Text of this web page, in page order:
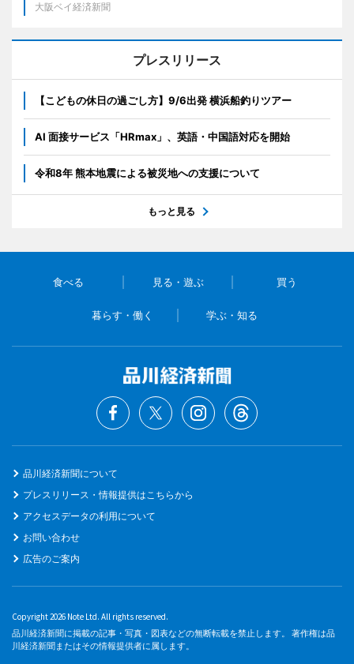
大阪ベイ経済新聞
プレスリリース
【こどもの休日の過ごし方】9/6出発 横浜船釣りツアー
AI 面接サービス「HRmax」、英語・中国語対応を開始
令和8年 熊本地震による被災地への支援について
もっと見る
食べる 見る・遊ぶ 買う
暮らす・働く 学ぶ・知る
品川経済新聞について
プレスリリース・情報提供はこちらから
アクセスデータの利用について
お問い合わせ
広告のご案内
Copyright 2026 Note Ltd. All rights reserved.
品川経済新聞に掲載の記事・写真・図表などの無断転載を禁止します。 著作権は品
川経済新聞またはその情報提供者に属します。